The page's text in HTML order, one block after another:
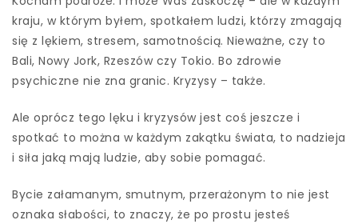
kraju, w którym byłem, spotkałem ludzi, którzy zmagają
się z lękiem, stresem, samotnością. Nieważne, czy to
Bali, Nowy Jork, Rzeszów czy Tokio. Bo zdrowie
psychiczne nie zna granic. Kryzysy – także.
Ale oprócz tego lęku i kryzysów jest coś jeszcze i
spotkać to można w każdym zakątku świata, to nadzieja
i siła jaką mają ludzie, aby sobie pomagać.
Bycie załamanym, smutnym, przerażonym to nie jest
oznaka słabości, to znaczy, że po prostu jesteś